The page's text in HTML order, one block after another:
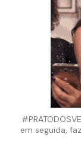
em seguida,